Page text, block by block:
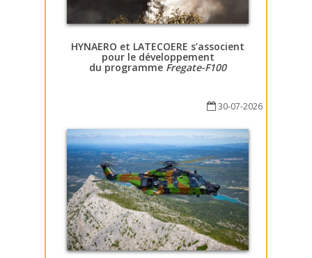
HYNAERO et LATECOERE s’associent
pour le développement
du programme Fregate-F100
30-07-2026